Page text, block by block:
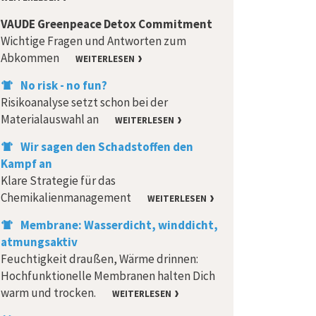
VAUDE Greenpeace Detox Commitment
Wichtige Fragen und Antworten zum
Abkommen
WEITERLESEN
No risk - no fun?
Risikoanalyse setzt schon bei der
Materialauswahl an
WEITERLESEN
Wir sagen den Schadstoffen den
Kampf an
Klare Strategie für das
Chemikalienmanagement
WEITERLESEN
Membrane: Wasserdicht, winddicht,
atmungsaktiv
Feuchtigkeit draußen, Wärme drinnen:
Hochfunktionelle Membranen halten Dich
warm und trocken.
WEITERLESEN